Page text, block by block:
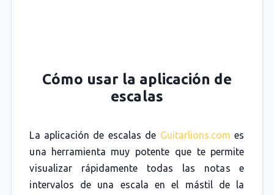
Cómo usar la aplicación de
escalas
La aplicación de escalas de Guitarlions.com es
una herramienta muy potente que te permite
visualizar rápidamente todas las notas e
intervalos de una escala en el mástil de la